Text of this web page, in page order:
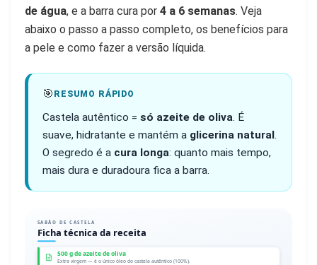
de água, e a barra cura por 4 a 6 semanas. Veja
abaixo o passo a passo completo, os benefícios para
a pele e como fazer a versão líquida.
🎯 RESUMO RÁPIDO
Castela autêntico = só azeite de oliva. É
suave, hidratante e mantém a glicerina natural.
O segredo é a cura longa: quanto mais tempo,
mais dura e duradoura fica a barra.
SABÃO DE CASTELA
Ficha técnica da receita
500 g de azeite de oliva
Extra virgem — é o único óleo do castela autêntico (100%).